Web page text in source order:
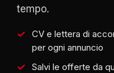
tempo.
CV e lettera di
per ogni annuncio
Salvi le offerte da